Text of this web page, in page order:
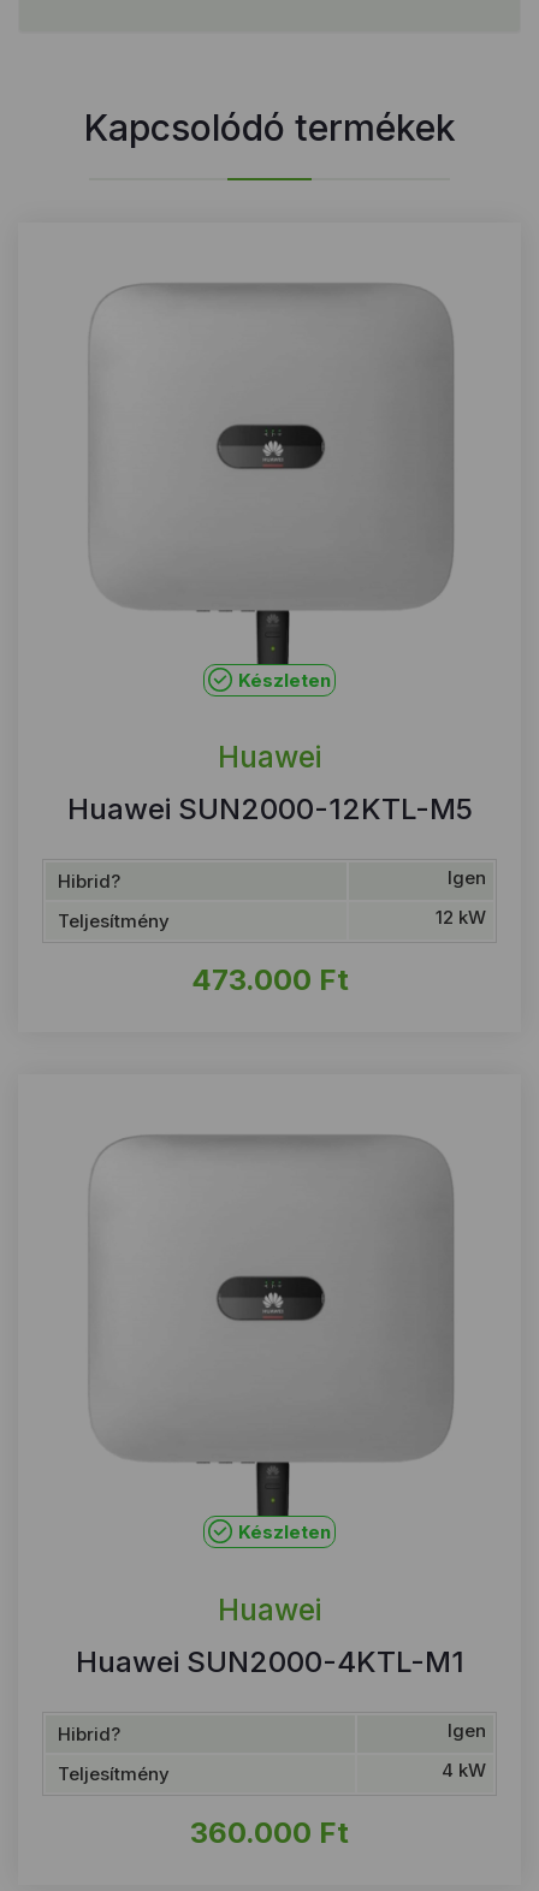
Kapcsolódó termékek
Készleten
Huawei
Huawei SUN2000-12KTL-M5
Hibrid?
Igen
Teljesítmény
12 kW
473.000 Ft
Készleten
Huawei
Huawei SUN2000-4KTL-M1
Hibrid?
Igen
Teljesítmény
4 kW
360.000 Ft